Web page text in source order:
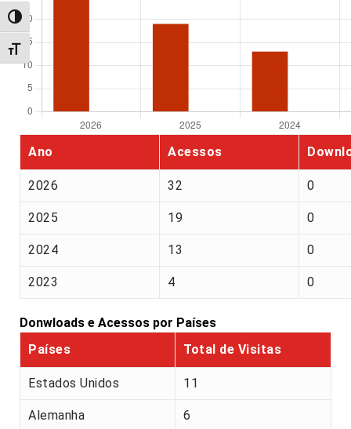
Alternar alto contraste
Alternar tamanho da fonte
Ano Acessos
2026 32 0
2025 19 0
2024 13 0
2023 4 0
Donwloads e Acessos por Países
Países
Total de Visitas
Estados Unidos 11
Alemanha 6